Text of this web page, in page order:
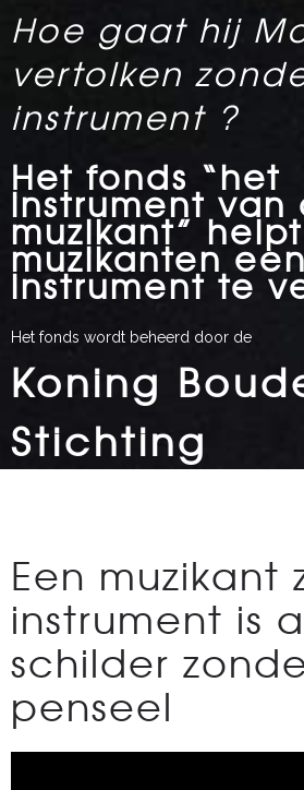
Hoe gaat hij
vertolken
instrument ?
Het fonds “het
instrument van
muzikant” helpt
muzikanten een
instrument te
Het fonds wordt beheerd door de
Koning
Stichting
Een muzikant
instrument is
schilder
penseel